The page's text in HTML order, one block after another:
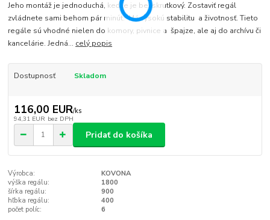
Jeho montáž je jednoduchá, keďže je bezskrutkový. Zostaviť regál
zvládnete sami behom pár minút. Má vysokú stabilitu a životnosť. Tieto
regále sú vhodné nielen do komory, pivnice a špajze, ale aj do archívu či
kancelárie. Jedná... celý popis
Dostupnosť Skladom
116,00 EUR/ks
94,31 EUR bez DPH
Pridať do košíka
Výrobca:
KOVONA
výška regálu:
1800
šírka regálu:
900
hľbka regálu:
400
počet políc:
6